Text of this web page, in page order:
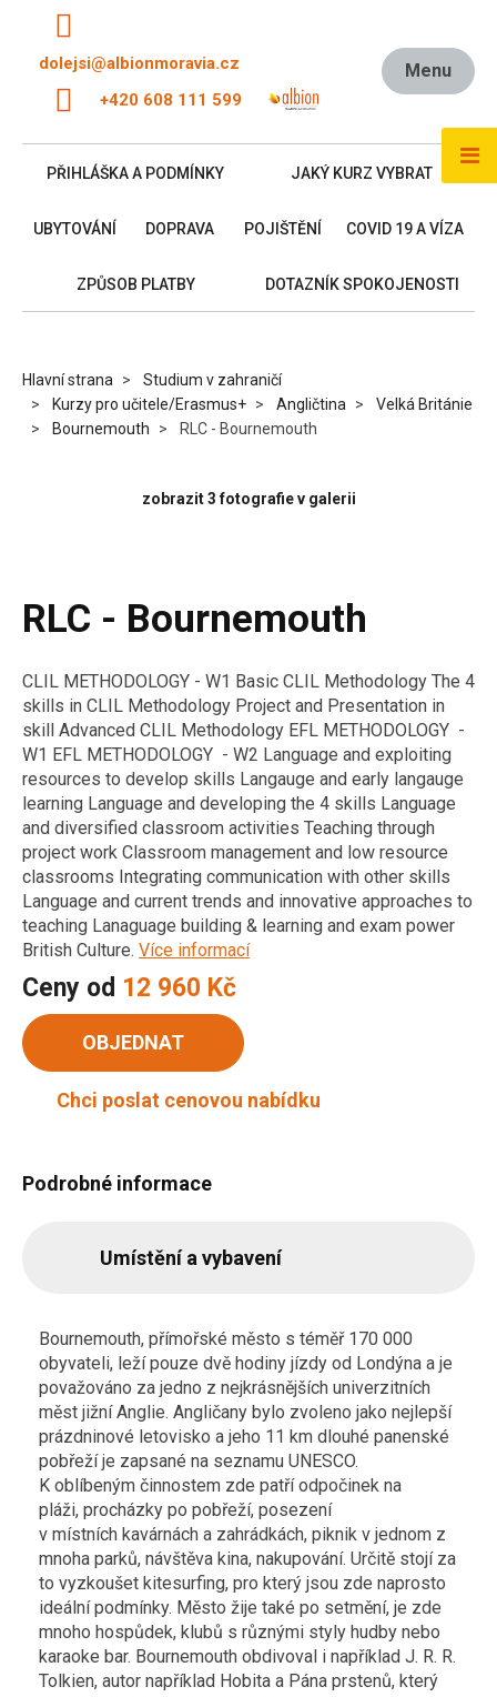
dolejsi@albionmoravia.cz
+420 608 111 599
Menu
PŘIHLÁŠKA A PODMÍNKY JAKÝ KURZ VYBRAT
UBYTOVÁNÍ DOPRAVA POJIŠTĚNÍ COVID 19 A VÍZA
ZPŮSOB PLATBY DOTAZNÍK SPOKOJENOSTI
Hlavní strana
Studium v zahraničí
Kurzy pro učitele/Erasmus+
Angličtina
Velká Británie
Bournemouth
RLC - Bournemouth
zobrazit 3 fotografie v galerii
RLC - Bournemouth
CLIL METHODOLOGY - W1 Basic CLIL Methodology The 4
skills in CLIL Methodology Project and Presentation in
skill Advanced CLIL Methodology EFL METHODOLOGY -
W1 EFL METHODOLOGY - W2 Language and exploiting
resources to develop skills Langauge and early langauge
learning Language and developing the 4 skills Language
and diversified classroom activities Teaching through
project work Classroom management and low resource
classrooms Integrating communication with other skills
Language and current trends and innovative approaches to
teaching Lanaguage building & learning and exam power
British Culture. Více informací
Ceny od 12 960 Kč
OBJEDNAT
Chci poslat cenovou nabídku
Podrobné informace
Umístění a vybavení
Bournemouth, přímořské město s téměř 170 000
obyvateli, leží pouze dvě hodiny jízdy od Londýna a je
považováno za jedno z nejkrásnějších univerzitních
měst jižní Anglie. Angličany bylo zvoleno jako nejlepší
prázdninové letovisko a jeho 11 km dlouhé panenské
pobřeží je zapsané na seznamu UNESCO.
K oblíbeným činnostem zde patří odpočinek na
pláži, procházky po pobřeží, posezení
v místních kavárnách a zahrádkách, piknik v jednom z
mnoha parků, návštěva kina, nakupování. Určitě stojí za
to vyzkoušet kitesurfing, pro který jsou zde naprosto
ideální podmínky. Město žije také po setmění, je zde
mnoho hospůdek, klubů s různými styly hudby nebo
karaoke bar. Bournemouth obdivoval i například J. R. R.
Tolkien, autor například Hobita a Pána prstenů, který